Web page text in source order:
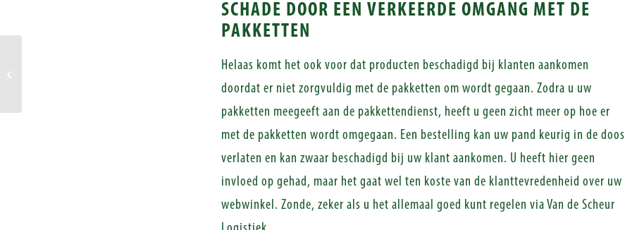
SCHADE DOOR EEN VERKEERDE OMGANG MET DE
PAKKETTEN
Helaas komt het ook voor dat producten beschadigd bij klanten aankomen
doordat er niet zorgvuldig met de pakketten om wordt gegaan. Zodra u uw
pakketten meegeeft aan de pakkettendienst, heeft u geen zicht meer op hoe er
met de pakketten wordt omgegaan. Een bestelling kan uw pand keurig in de doos
verlaten en kan zwaar beschadigd bij uw klant aankomen. U heeft hier geen
invloed op gehad, maar het gaat wel ten koste van de klanttevredenheid over uw
webwinkel. Zonde, zeker als u het allemaal goed kunt regelen via Van de Scheur